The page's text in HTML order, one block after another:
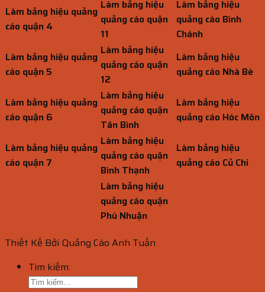
Làm bảng hiệu quảng
cáo quận 4
Làm bảng hiệu
quảng cáo quận
11
Làm bảng hiệu
quảng cáo Bình
Chánh
Làm bảng hiệu quảng
cáo quận 5
Làm bảng hiệu
quảng cáo quận
12
Làm bảng hiệu
quảng cáo Nhà Bè
Làm bảng hiệu quảng
cáo quận 6
Làm bảng hiệu
quảng cáo quận
Tân Bình
Làm bảng hiệu
quảng cáo Hóc Môn
Làm bảng hiệu quảng
cáo quận 7
Làm bảng hiệu
quảng cáo quận
Bình Thạnh
Làm bảng hiệu
quảng cáo Củ Chi
Làm bảng hiệu
quảng cáo quận
Phú Nhuận
Thiết Kế Bởi Quảng Cáo Anh Tuấn
Tìm kiếm: